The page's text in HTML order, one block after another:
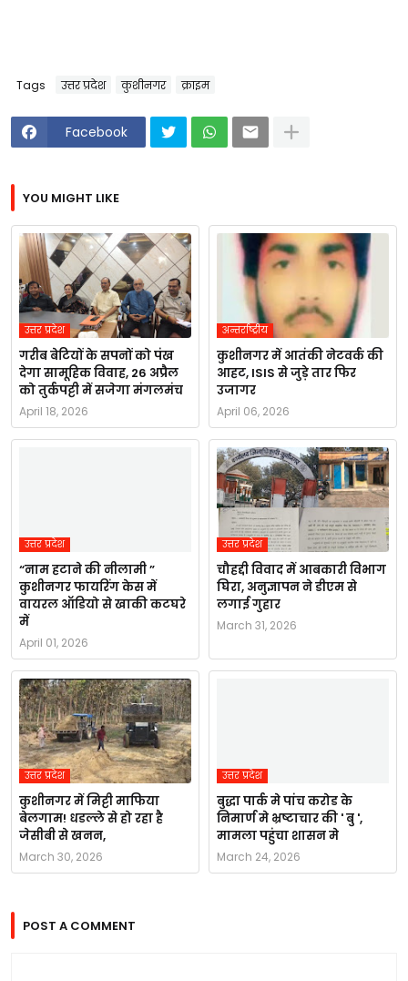
Tags उत्तर प्रदेश कुशीनगर क्राइम
Facebook
YOU MIGHT LIKE
उत्तर प्रदेश
गरीब बेटियों के सपनों को पंख
देगा सामूहिक विवाह, 26 अप्रैल
को तुर्कपट्टी में सजेगा मंगलमंच
April 18, 2026
अन्तर्राष्ट्रीय
कुशीनगर में आतंकी नेटवर्क की
आहट, ISIS से जुड़े तार फिर
उजागर
April 06, 2026
उत्तर प्रदेश
“नाम हटाने की नीलामी ”
कुशीनगर फायरिंग केस में
वायरल ऑडियो से खाकी कटघरे
में
April 01, 2026
उत्तर प्रदेश
चौहद्दी विवाद में आबकारी विभाग
घिरा, अनुज्ञापन ने डीएम से
लगाई गुहार
March 31, 2026
उत्तर प्रदेश
कुशीनगर में मिट्टी माफिया
बेलगाम! धडल्ले से हो रहा है
जेसीबी से खनन,
March 30, 2026
उत्तर प्रदेश
बुद्धा पार्क मे पांच करोड के
निमार्ण मे भ्रष्टाचार की ' बु ',
मामला पहुंचा शासन मे
March 24, 2026
POST A COMMENT